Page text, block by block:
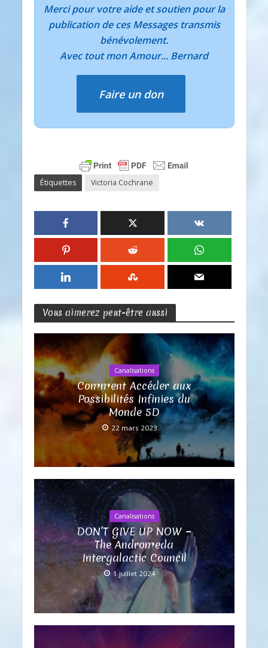
Merci pour votre aide et soutien pour la
publication de ces Messages transmis
bénévolement.
Avec tout mon Amour... Bernard
Faire un don
Étiquettes Victoria Cochrane
Vous aimerez peut-être aussi
Canalisations
Comment Accéder aux
Possibilités Infinies du
Monde 5D
22 mars 2023
Canalisations
DON’T GIVE UP NOW ~
The Andromeda
Intergalactic Council
1 juillet 2024